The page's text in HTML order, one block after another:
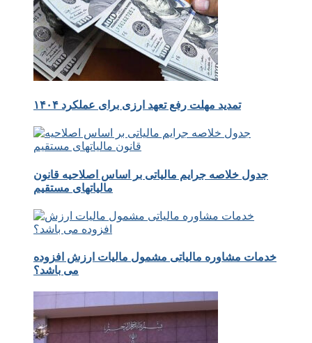
تمدید مهلت رفع تعهد ارزی برای عملکرد ۱۴۰۴
جدول خلاصه جرایم مالیاتی بر اساس اصلاحیه قانون
مالیاتهای مستقیم
خدمات مشاوره مالیاتی مشمول مالیات ارزش افزوده
می باشد؟